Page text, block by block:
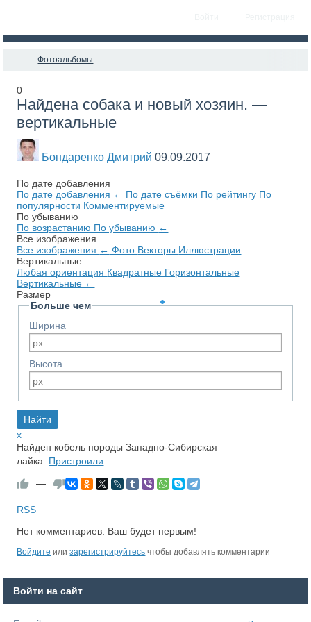
Фотоальбомы
0
Найдена собака и новый хозяин. —
вертикальные
Бондаренко Дмитрий 09.09.2017
По дате добавления
По дате добавления ← По дате съёмки По рейтингу По
популярности Комментируемые
По убыванию
По возрастанию По убыванию ←
Все изображения
Все изображения ← Фото Векторы Иллюстрации
Вертикальные
Любая ориентация Квадратные Горизонтальные
Вертикальные ←
Размер
Больше чем
Ширина
Высота
x
Найден кобель породы Западно-Сибирская
лайка. Пристроили
—
RSS
Нет комментариев. Ваш будет первым!
Войдите илизарегистрируйтесь чтобы добавлять комментарии
Войти на сайт